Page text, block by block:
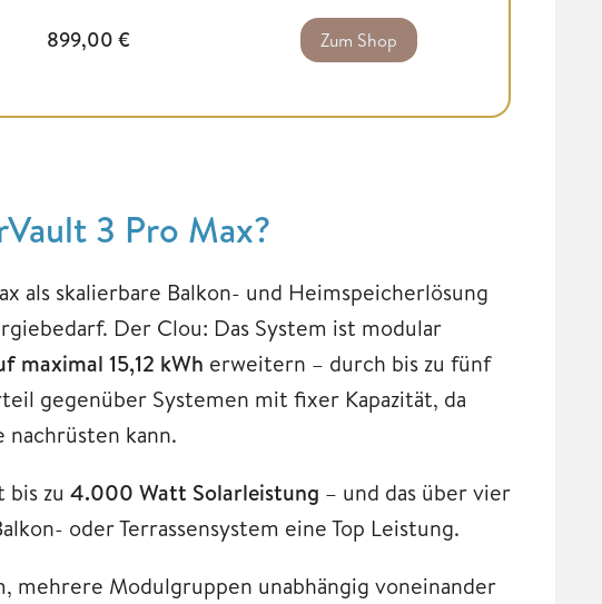
899,00 € Zum Shop
3 Pro Max?
als skalierbare Balkon- und Heimspeicherlösung
Der Clou: Das System ist modular
maximal 15,12 kWh erweitern – durch bis zu fünf
gegenüber Systemen mit fixer Kapazität, da
kann.
zu 4.000 Watt Solarleistung – und das über vier
oder Terrassensystem eine Top Leistung.
mehrere Modulgruppen unabhängig voneinander